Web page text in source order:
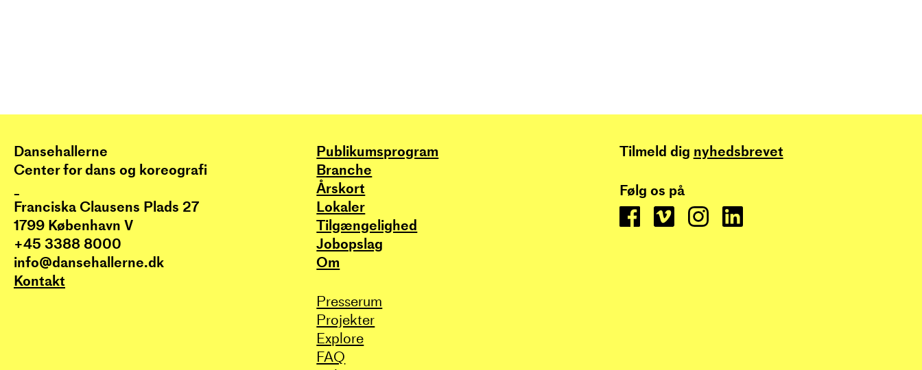
Dansehallerne
Center for dans og koreografi
Franciska Clausens Plads 27
1799 København V
+45 3388 8000
info@dansehallerne.dk
Kontakt
Publikums­program
Branche
Årskort
Lokaler
Tilgængelighed
Jobopslag
Om
Presserum
Projekter
Explore
FAQ
Tilmeld dig nyhedsbrevet
Følg os på